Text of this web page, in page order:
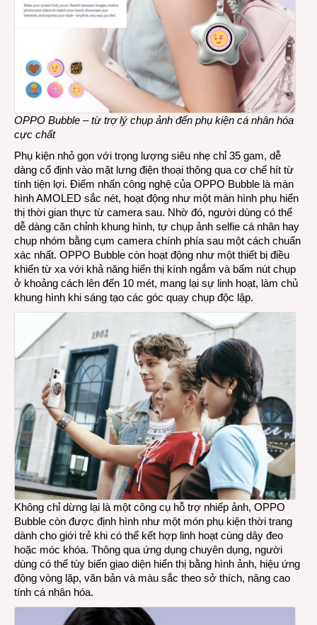
OPPO Bubble – từ trợ lý chụp ảnh đến phụ kiện cá nhân hóa
cực chất
Phụ kiện nhỏ gọn với trọng lượng siêu nhẹ chỉ 35 gam, dễ
dàng cố định vào mặt lưng điện thoại thông qua cơ chế hít từ
tính tiện lợi. Điểm nhấn công nghệ của OPPO Bubble là màn
hình AMOLED sắc nét, hoạt động như một màn hình phụ hiển
thị thời gian thực từ camera sau. Nhờ đó, người dùng có thể
dễ dàng căn chỉnh khung hình, tự chụp ảnh selfie cá nhân hay
chụp nhóm bằng cụm camera chính phía sau một cách chuẩn
xác nhất. OPPO Bubble còn hoạt động như một thiết bị điều
khiển từ xa với khả năng hiển thị kính ngắm và bấm nút chụp
ở khoảng cách lên đến 10 mét, mang lại sự linh hoạt, làm chủ
khung hình khi sáng tạo các góc quay chụp độc lập.
Không chỉ dừng lại là một công cụ hỗ trợ nhiếp ảnh, OPPO
Bubble còn được định hình như một món phụ kiện thời trang
dành cho giới trẻ khi có thể kết hợp linh hoạt cùng dây đeo
hoặc móc khóa. Thông qua ứng dụng chuyên dụng, người
dùng có thể tùy biến giao diện hiển thị bằng hình ảnh, hiệu ứng
động vòng lặp, văn bản và màu sắc theo sở thích, nâng cao
tính cá nhân hóa.